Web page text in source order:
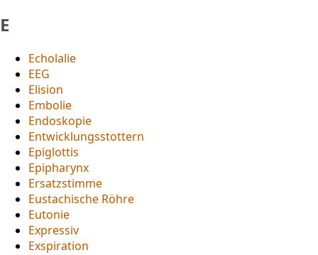
E
Echolalie
EEG
Elision
Embolie
Endoskopie
Entwicklungsstottern
Epiglottis
Epipharynx
Ersatzstimme
Eustachische Röhre
Eutonie
Expressiv
Exspiration